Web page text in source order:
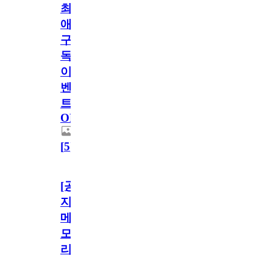
최
애
구
독
이
벤
트
OPEN!
[5]
[공
지]
메
모
리